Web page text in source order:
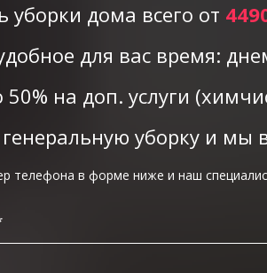
уборки дома всего от
для вас время:
50% на доп. услуги
уборку и мы
телефона в форме ниже и наш